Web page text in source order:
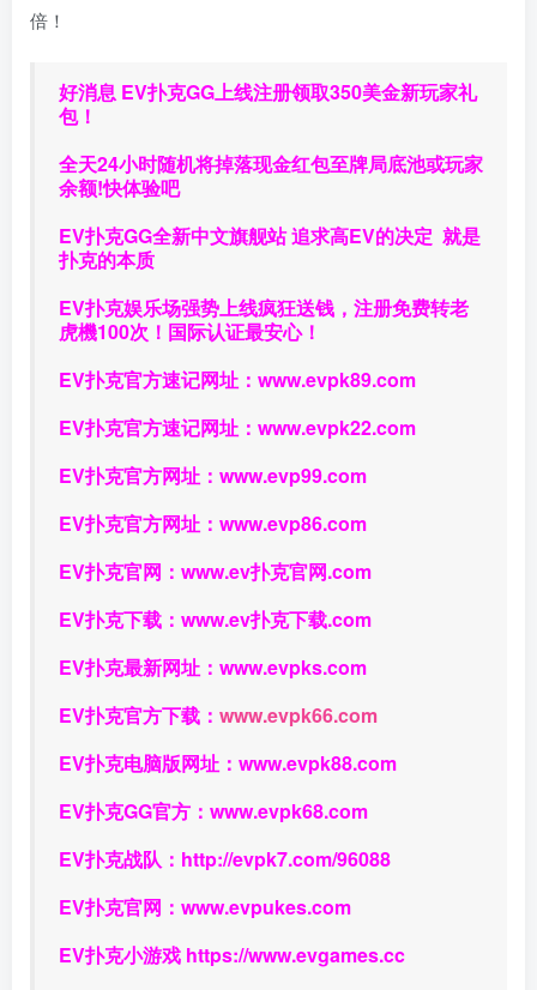
倍！
好消息 EV扑克GG上线注册领取350美金新玩家礼
包！
全天24小时随机将掉落现金红包至牌局底池或玩家
余额!快体验吧
EV扑克GG全新中文旗舰站追求高EV的决定 就是
扑克的本质
EV扑克娱乐场强势上线疯狂送钱，注册免费转老
虎機100次！国际认证最安心！
EV扑克官方速记网址： www.evpk89.com
EV扑克官方速记网址： www.evpk22.com
EV扑克官方网址： www.evp99.com
EV扑克官方网址： www.evp86.com
EV扑克官网： www.ev扑克官网.com
EV扑克下载： www.ev扑克下载.com
EV扑克最新网址： www.evpks.com
EV扑克官方下载： www.evpk66.com
EV扑克电脑版网址： www.evpk88.com
EV扑克GG官方： www.evpk68.com
EV扑克战队： http://evpk7.com/96088
EV扑克官网： www.evpukes.com
EV扑克小游戏 https://www.evgames.cc